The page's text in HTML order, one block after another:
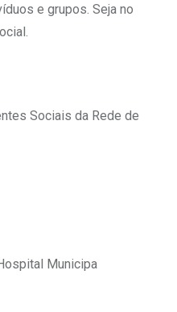
e grupos. Seja no
Sociais da Rede de
Municipa